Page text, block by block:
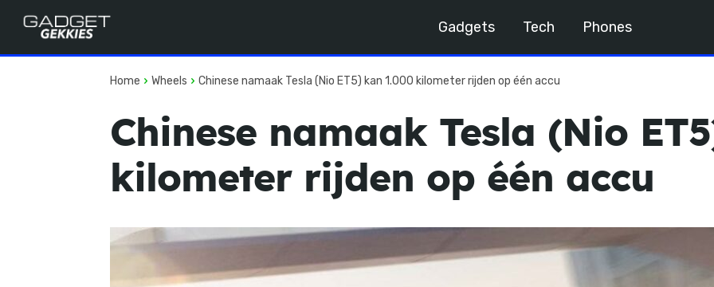
Gadgets Tech Phones
Home Wheels Chinese namaak Tesla (Nio ET5) kan 1.000 kilometer rijden op één accu
Chinese namaak Tesla (Nio
kilometer rijden op één accu